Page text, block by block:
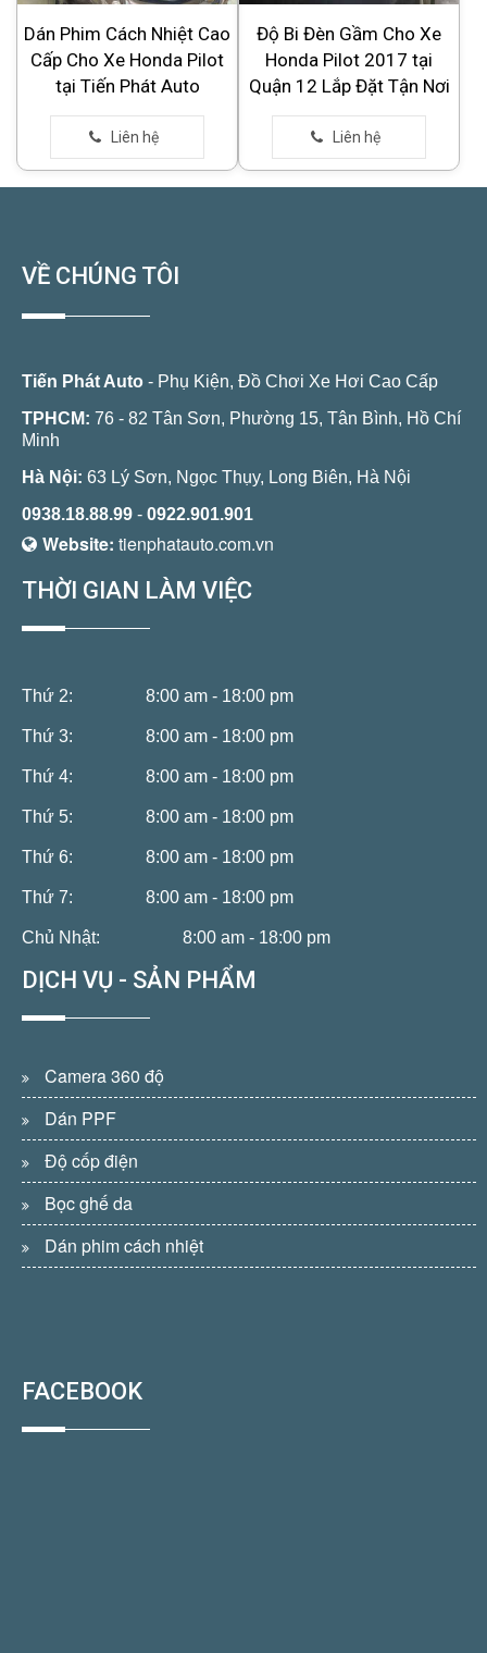
Dán Phim Cách Nhiệt Cao
Cấp Cho Xe Honda Pilot
tại Tiến Phát Auto
Độ Bi Đèn Gầm Cho Xe
Honda Pilot 2017 tại
Quận 12 Lắp Đặt Tận Nơi
VỀ CHÚNG TÔI
Tiến Phát Auto - Phụ Kiện, Đồ Chơi Xe Hơi Cao Cấp
TPHCM: 76 - 82 Tân Sơn, Phường 15, Tân Bình, Hồ Chí
Minh
Hà Nội: 63 Lý Sơn, Ngọc Thụy, Long Biên, Hà Nội
0938.18.88.99 - 0922.901.901
Website: tienphatauto.com.vn
THỜI GIAN LÀM VIỆC
Thứ 2: 8:00 am - 18:00 pm
Thứ 3: 8:00 am - 18:00 pm
Thứ 4: 8:00 am - 18:00 pm
Thứ 5: 8:00 am - 18:00 pm
Thứ 6: 8:00 am - 18:00 pm
Thứ 7: 8:00 am - 18:00 pm
Chủ Nhật: 8:00 am - 18:00 pm
DỊCH VỤ - SẢN PHẨM
Camera 360 độ
Dán PPF
Độ cốp điện
Bọc ghế da
Dán phim cách nhiệt
FACEBOOK